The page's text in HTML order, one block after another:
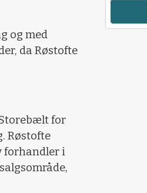
og med
da Røstofte
for
Røstofte
forhandler i